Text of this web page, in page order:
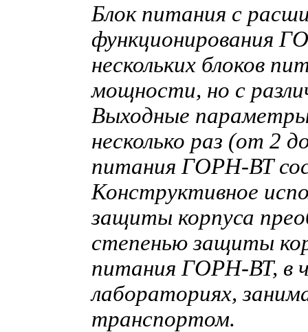
Блок питания с
функционирования
нескольких блоков
мощности, но с
Выходные
несколько раз (от 2
питания ГОРН-ВТ
Конструктивное
защиты корпуса
степенью защиты
питания ГОРН-ВТ, в
лабораториях,
транспортом.